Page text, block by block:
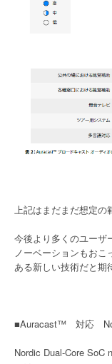
上記はまだまだ想定の
今後より多くのユーザ
ノーベーションもお
ある新しい技術だと期
■Auracast™ 対応
Nordic Dual-Core SoC